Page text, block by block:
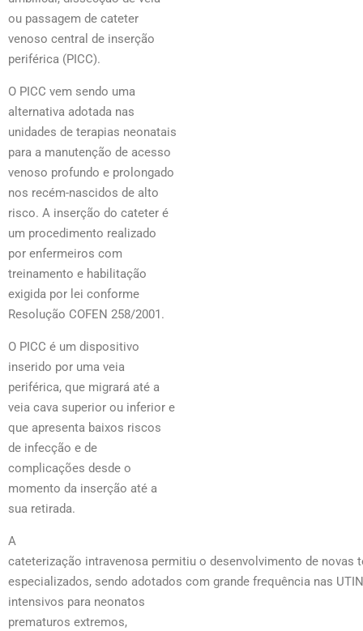
ou passagem de cateter
venoso central de inserção
periférica (PICC).
O PICC vem sendo uma
alternativa adotada nas
unidades de terapias neonatais
para a manutenção de acesso
venoso profundo e prolongado
nos recém-nascidos de alto
risco. A inserção do cateter é
um procedimento realizado
por enfermeiros com
treinamento e habilitação
exigida por lei conforme
Resolução COFEN 258/2001.
O PICC é um dispositivo
inserido por uma veia
periférica, que migrará até a
veia cava superior ou inferior e
que apresenta baixos riscos
de infecção e de
complicações desde o
momento da inserção até a
sua retirada.
A
cateterização intravenosa permitiu o desenvolvimento de
especializados, sendo adotados com grande frequência nas
intensivos para neonatos
prematuros extremos,